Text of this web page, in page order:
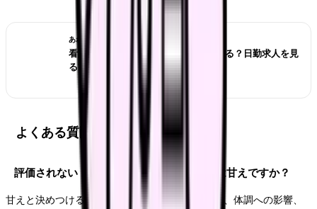
あわせて読みたい
看護師が夜勤なしにすると給料は下がる？日勤求人を見
る前の収入チェック
よくある質問
評価されない・昇給しないから辞めたいのは甘えですか？
甘えと決めつける必要はありません。悩みの原因、体調への影響、